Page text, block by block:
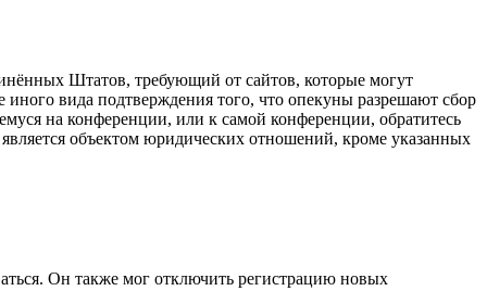
Штатов, требующий от сайтов, которые могут
вида подтверждения того, что опекуны разрешают сбор
на конференции, или к самой конференции, обратитесь
объектом юридических отношений, кроме указанных
Он также мог отключить регистрацию новых